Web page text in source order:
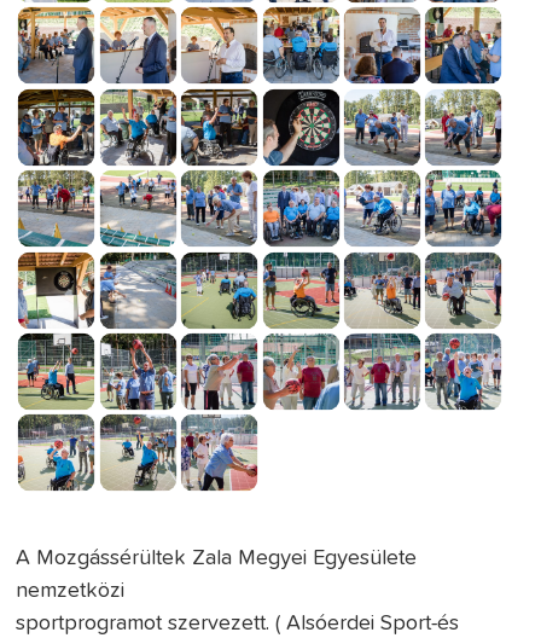
A Mozgássérültek Zala Megyei Egyesülete
nemzetközi
sportprogramot szervezett. ( Alsóerdei Sport-és